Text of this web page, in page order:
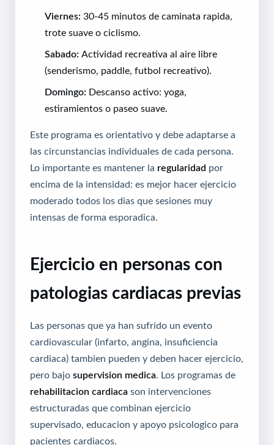
Viernes: 30-45 minutos de caminata rapida,
trote suave o ciclismo.
Sabado: Actividad recreativa al aire libre
(senderismo, paddle, futbol recreativo).
Domingo: Descanso activo: yoga,
estiramientos o paseo suave.
Este programa es orientativo y debe adaptarse a
las circunstancias individuales de cada persona.
Lo importante es mantener la regularidad por
encima de la intensidad: es mejor hacer ejercicio
moderado todos los dias que sesiones muy
intensas de forma esporadica.
Ejercicio en personas con
patologias cardiacas previas
Las personas que ya han sufrido un evento
cardiovascular (infarto, angina, insuficiencia
cardiaca) tambien pueden y deben hacer ejercicio,
pero bajo supervision medica . Los programas de
rehabilitacion cardiaca son intervenciones
estructuradas que combinan ejercicio
supervisado, educacion y apoyo psicologico para
pacientes cardiacos.